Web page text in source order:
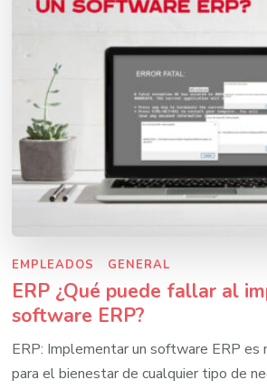
EMPLEADOS GENERAL
ERP ¿Qué puede fallar al
software ERP?
ERP: Implementar un software ERP es
para el bienestar de cualquier tipo de